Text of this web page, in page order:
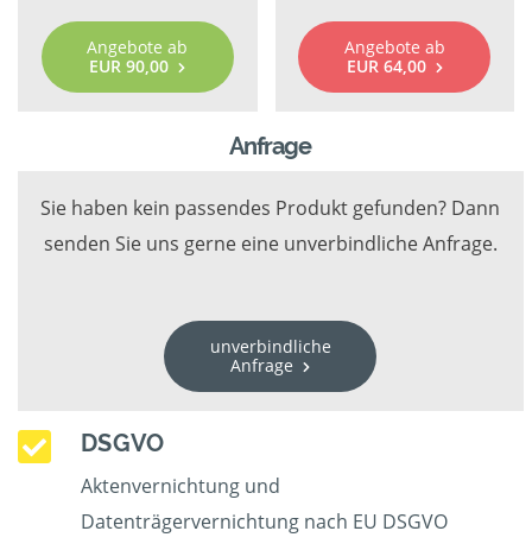
Angebote ab
EUR 90,00
Angebote ab
EUR 64,00
Anfrage
Sie haben kein passendes Produkt gefunden? Dann
senden Sie uns gerne eine unverbindliche Anfrage.
unverbindliche
Anfrage
DSGVO
Aktenvernichtung und
Datenträgervernichtung nach EU DSGVO